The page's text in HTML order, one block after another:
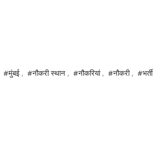
#मुंबई ,#नौकरी स्थान ,#नौकरियां,#नौकरी,#भर्ती